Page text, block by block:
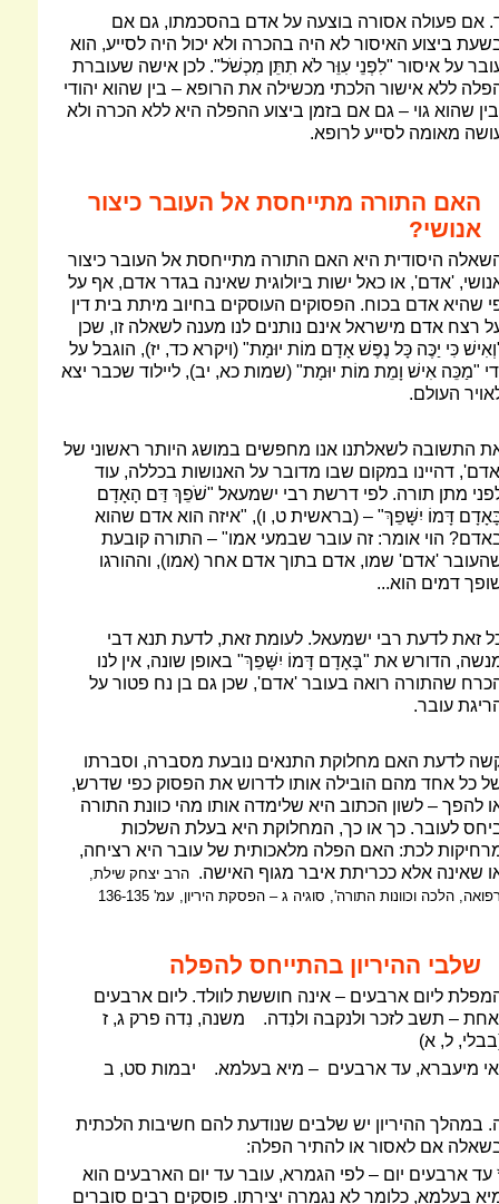
אם פעולה אסורה בוצעה על אדם בהסכמתו, גם אם
ביצוע האיסור לא היה בהכרה ולא יכול היה לסייע, הוא
על איסור "לִפְנֵי עִוֵּר לֹא תִתֵּן מִכְשֹׁל". לכן אישה שעוברת
ללא אישור הלכתי מכשילה את הרופא – בין שהוא יהודי
שהוא גוי – גם אם בזמן ביצוע ההפלה היא ללא הכרה ולא
מאומה לסייע לרופא.
האם התורה מתייחסת אל העובר כיצור
אנושי?
היסודית היא האם התורה מתייחסת אל העובר כיצור
'אדם', או כאל ישות ביולוגית שאינה בגדר אדם, אף על
שהיא אדם בכוח. הפסוקים העוסקים בחיוב מיתת בית דין
רצח אדם מישראל אינם נותנים לנו מענה לשאלה זו, שכן
כִּי יַכֶּה כָּל נֶפֶשׁ אָדָם מוֹת יוּמָת" (ויקרא כד, יז), הוגבל על
"מַכֵּה אִישׁ וָמֵת מוֹת יוּמָת" (שמות כא, יב), ליילוד שכבר יצא
העולם.
התשובה לשאלתנו אנו מחפשים במושג היותר ראשוני של
דהיינו במקום שבו מדובר על האנושות בכללה, עוד
מתן תורה. לפי דרשת רבי ישמעאל "שֹׁפֵךְ דַּם הָאָדָם
דָּמוֹ יִשָּׁפֵךְ" – (בראשית ט, ו), "איזה הוא אדם שהוא
הוי אומר: זה עובר שבמעי אמו" – התורה קובעת
'אדם' שמו, אדם בתוך אדם אחר (אמו), וההורגו
דמים הוא...
זאת לדעת רבי ישמעאל. לעומת זאת, לדעת תנא דבי
הדורש את "בָּאָדָם דָּמוֹ יִשָּׁפֵךְ" באופן שונה, אין לנו
שהתורה רואה בעובר 'אדם', שכן גם בן נח פטור על
עובר.
לדעת האם מחלוקת התנאים נובעת מסברה, וסברתו
כל אחד מהם הובילה אותו לדרוש את הפסוק כפי שדרש,
להפך – לשון הכתוב היא שלימדה אותו מהי כוונת התורה
לעובר. כך או כך, המחלוקת היא בעלת השלכות
לכת: האם הפלה מלאכותית של עובר היא רציחה,
שאינה אלא ככריתת איבר מגוף האישה. הרב יצחק שילת,
הלכה וכוונות התורה', סוגיה ג – הפסקת היריון, עמ' 136-135
שלבי ההיריון בהתייחס להפלה
ליום ארבעים – אינה חוששת לוולד. ליום ארבעים
– תשב לזכר ולנקבה ולנִדה.
משנה, נִדה פרק ג, ז
ל, א)
מיעברא, עד ארבעים – מיא בעלמא. יבמות סט, ב
במהלך ההיריון יש שלבים שנודעת להם חשיבות הלכתית
אם לאסור או להתיר הפלה:
עד ארבעים יום – לפי הגמרא, עובר עד יום הארבעים הוא
בעלמא, כלומר לא נגמרה יצירתו. פוסקים רבים סוברים